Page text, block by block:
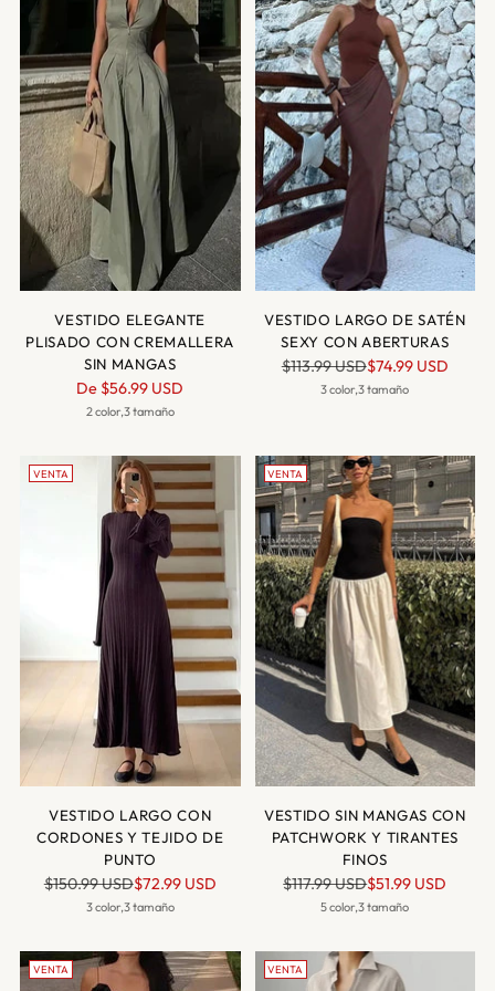
VESTIDO ELEGANTE
PLISADO CON CREMALLERA
SIN MANGAS
Precio
normal
De $56.99 USD
2 color,3 tamaño
VESTIDO LARGO DE SATÉN
SEXY CON ABERTURAS
Precio
normal
$113.99 USD$74.99 USD
3 color,3 tamaño
VENTA
VESTIDO LARGO CON
CORDONES Y TEJIDO DE
PUNTO
Precio
normal
$150.99 USD$72.99 USD
3 color,3 tamaño
VENTA
VESTIDO SIN MANGAS CON
PATCHWORK Y TIRANTES
FINOS
Precio
normal
$117.99 USD$51.99 USD
5 color,3 tamaño
VENTA VENTA